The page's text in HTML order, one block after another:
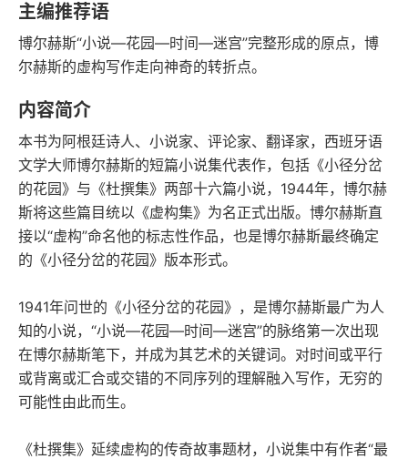
72千字
字数
2023-05-01
发行日期
主编推荐语
博尔赫斯“小说—花园—时间—迷宫”完整形成的原点，博
尔赫斯的虚构写作走向神奇的转折点。
内容简介
本书为阿根廷诗人、小说家、评论家、翻译家，西班牙语
文学大师博尔赫斯的短篇小说集代表作，包括《小径分岔
的花园》与《杜撰集》两部十六篇小说，1944年，博尔赫
斯将这些篇目统以《虚构集》为名正式出版。博尔赫斯直
接以“虚构”命名他的标志性作品，也是博尔赫斯最终确定
的《小径分岔的花园》版本形式。
1941年问世的《小径分岔的花园》，是博尔赫斯最广为人
知的小说，“小说—花园—时间—迷宫”的脉络第一次出现
在博尔赫斯笔下，并成为其艺术的关键词。对时间或平行
或背离或汇合或交错的不同序列的理解融入写作，无穷的
可能性由此而生。
《杜撰集》延续虚构的传奇故事题材，小说集中有作者“最